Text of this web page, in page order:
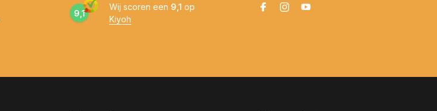
9,1
Wij scoren een 9,1 op
Kiyoh